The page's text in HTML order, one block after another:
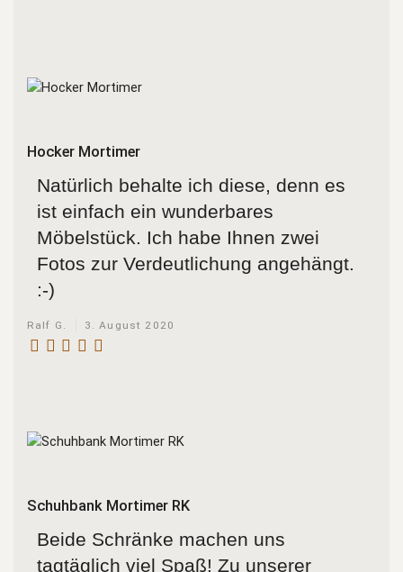
Hocker Mortimer
Natürlich behalte ich diese, denn es
ist einfach ein wunderbares
Möbelstück. Ich habe Ihnen zwei
Fotos zur Verdeutlichung angehängt.
:-)
Ralf G. 3. August 2020
Schuhbank Mortimer RK
Beide Schränke machen uns
tagtäglich viel Spaß! Zu unserer